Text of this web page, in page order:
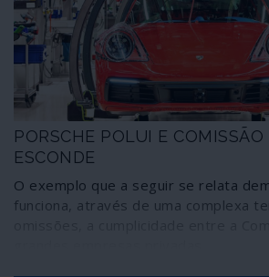
PORSCHE POLUI E COMISSÃO
ESCONDE
O exemplo que a seguir se relata
funciona, através de uma complexa